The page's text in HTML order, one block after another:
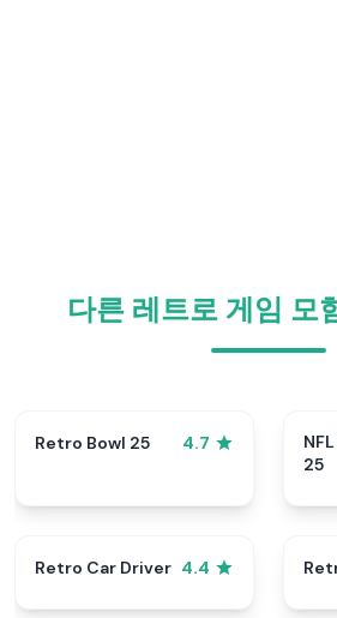
다른 레트로 게임 모
Retro Bowl 25 4.7
25
Retro Car Driver 4.4